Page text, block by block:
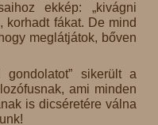
ekkép: „kivágni
korhadt fákat. De mind
meglátjátok, bőven
sikerült a
ami minden
is dicséretére válna